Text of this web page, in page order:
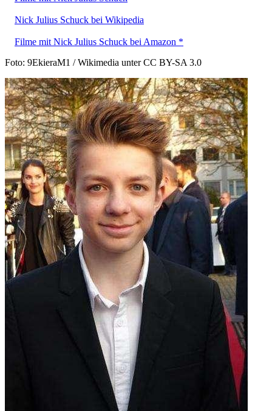
Nick Julius Schuck bei Wikipedia
Filme mit Nick Julius Schuck bei Amazon *
Foto: 9EkieraM1 / Wikimedia unter CC BY-SA 3.0